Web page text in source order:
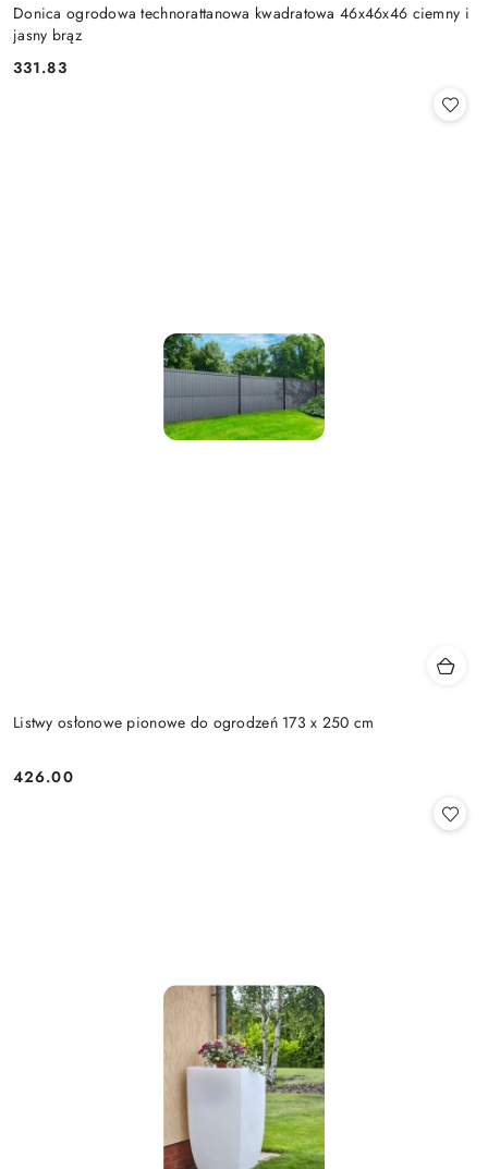
Donica ogrodowa technorattanowa kwadratowa 46x46x46 ciemny i
jasny brąz
Cena:
331.83
Listwy osłonowe pionowe do ogrodzeń 173 x 250 cm
Cena:
426.00